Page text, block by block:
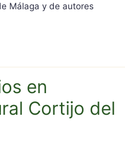
Málaga y de autores
en
Cortijo del